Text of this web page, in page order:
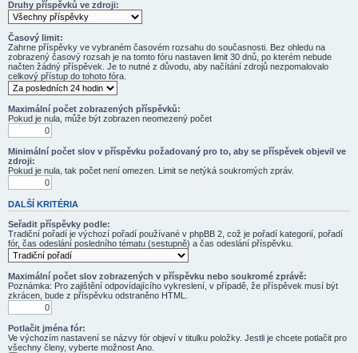
Druhy příspěvků ve zdroji:
Časový limit:
Zahrne příspěvky ve vybraném časovém rozsahu do současnosti. Bez ohledu na
zobrazený časový rozsah je na tomto fóru nastaven limit 30 dnů, po kterém nebude
načten žádný příspěvek. Je to nutné z důvodu, aby načítání zdrojů nezpomalovalo
celkový přístup do tohoto fóra.
Maximální počet zobrazených příspěvků:
Pokud je nula, může být zobrazen neomezený počet
Minimální počet slov v příspěvku požadovaný pro to, aby se příspěvek objevil ve
zdroji:
Pokud je nula, tak počet není omezen. Limit se netýká soukromých zpráv.
DALŠÍ KRITÉRIA
Seřadit příspěvky podle:
Tradiční pořadí je výchozí pořadí používané v phpBB 2, což je pořadí kategorií, pořadí
fór, čas odeslání posledního tématu (sestupně) a čas odeslání příspěvku.
Maximální počet slov zobrazených v příspěvku nebo soukromé zprávě:
Poznámka: Pro zajištění odpovídajícího vykreslení, v případě, že příspěvek musí být
zkrácen, bude z příspěvku odstraněno HTML.
Potlačit jména fór:
Ve výchozím nastavení se názvy fór objeví v titulku položky. Jestli je chcete potlačit pro
všechny členy, vyberte možnost Ano.